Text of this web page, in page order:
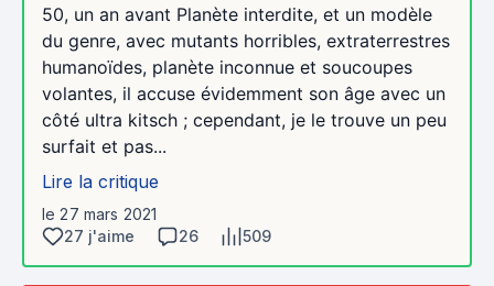
50, un an avant Planète interdite, et un modèle
du genre, avec mutants horribles, extraterrestres
humanoïdes, planète inconnue et soucoupes
volantes, il accuse évidemment son âge avec un
côté ultra kitsch ; cependant, je le trouve un peu
surfait et pas...
Lire la critique
le 27 mars 2021
27 j'aime
26 509